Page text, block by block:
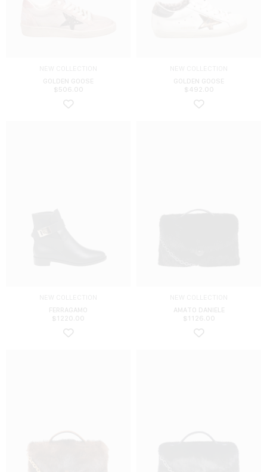
GOLDEN GOOSE
$ 506.00
GOLDEN GOOSE
$ 492.00
FERRAGAMO
$ 1220.00
AMATO DANIELE
$ 1126.00